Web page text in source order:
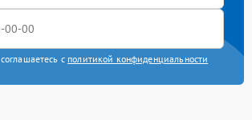
с политикой конфиденциальности